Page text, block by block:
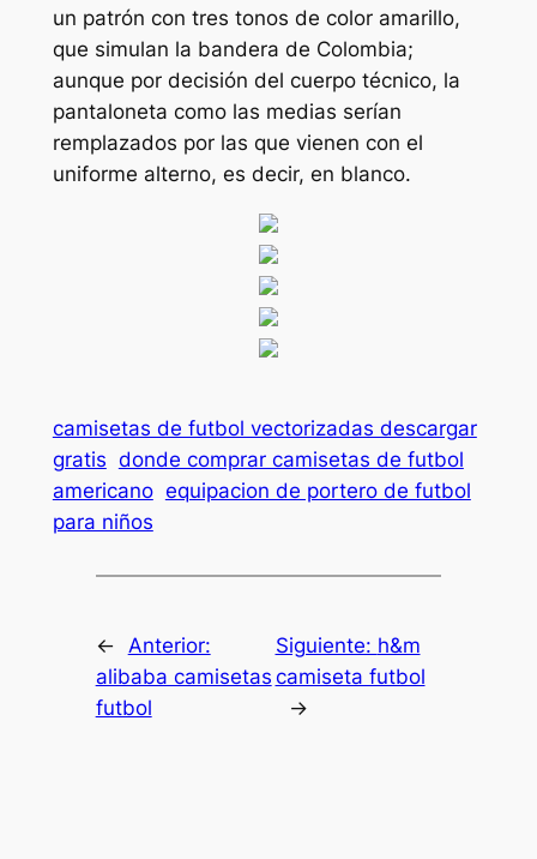
un patrón con tres tonos de color amarillo,
que simulan la bandera de Colombia;
aunque por decisión del cuerpo técnico, la
pantaloneta como las medias serían
remplazados por las que vienen con el
uniforme alterno, es decir, en blanco.
camisetas de futbol vectorizadas descargar
gratis donde comprar camisetas de futbol
americano equipacion de portero de futbol
para niños
← Anterior:
alibaba camisetas
futbol
Siguiente: h&m
camiseta futbol
→